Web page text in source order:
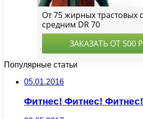
Популярные статьи
05.01.2016
Фитнес! Фитнес! Фитнес!